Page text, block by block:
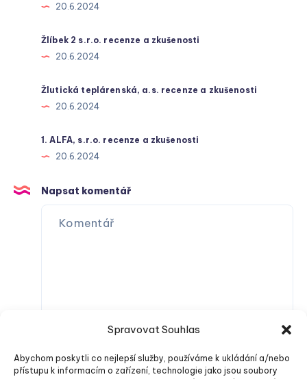
Spravovat Souhlas
Abychom poskytli co nejlepší služby, používáme k ukládání a/nebo
přístupu k informacím o zařízení, technologie jako jsou soubory
20.6.2024
Žlíbek 2 s.r.o. recenze a zkušenosti
20.6.2024
Žlutická teplárenská, a.s. recenze a zkušenosti
20.6.2024
1. ALFA, s.r.o. recenze a zkušenosti
20.6.2024
Napsat komentář